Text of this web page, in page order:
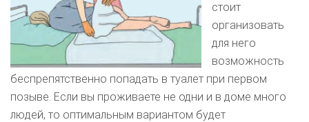
стоит
организовать
для него
возможность
беспрепятственно попадать в туалет при первом
позыве. Если вы проживаете не одни и в доме много
людей, то оптимальным вариантом будет